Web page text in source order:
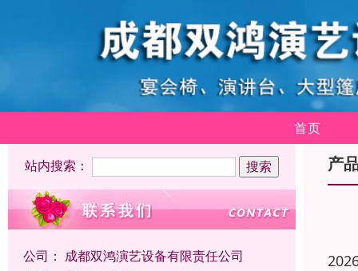
首页
站内搜索：
公司： 成都双鸿演艺设备有限责任公司
产